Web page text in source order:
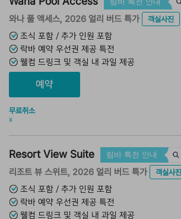
와나 풀 액세스, 2026 얼리 버드 특가
객실사진
조식 포함 / 추가 인원 포함
락바 예약 우선권 제공 특전
웰컴 드링크 및 객실 내 과일 제공
무료취소
x
Resort View Suite 림바 특전 안내
리조트 뷰 스위트, 2026 얼리 버드 특가
객실사진
조식 포함 / 추가 인원 포함
락바 예약 우선권 제공 특전
웰컴 드링크 및 객실 내 과일 제공